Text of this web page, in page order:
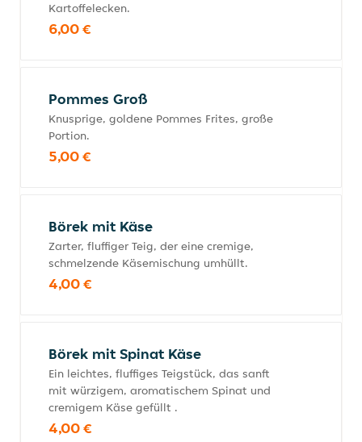
Kartoffelecken.
6,00 €
Pommes Groß
Knusprige, goldene Pommes Frites, große
Portion.
5,00 €
Börek mit Käse
Zarter, fluffiger Teig, der eine cremige,
schmelzende Käsemischung umhüllt.
4,00 €
Börek mit Spinat Käse
Ein leichtes, fluffiges Teigstück, das sanft
mit würzigem, aromatischem Spinat und
cremigem Käse gefüllt .
4,00 €